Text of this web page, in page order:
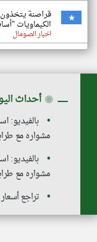
قراصنة يتخذون
الكيماويات
اخبار الصومال
◉ أحداث
بالفيديو:
مشواره مع
بالفيديو:
مشواره مع
تراجع